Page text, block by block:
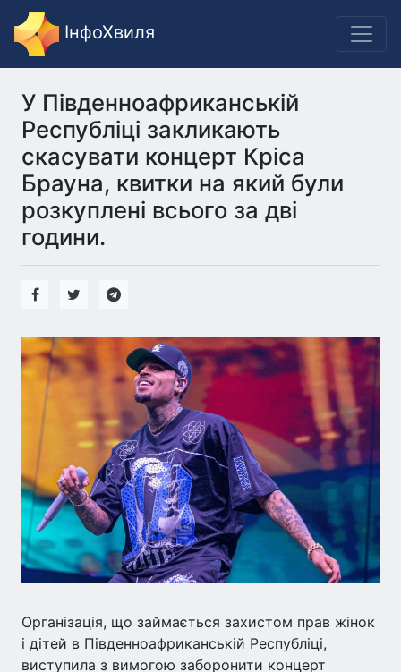
ІнфоХвиля
У Південноафриканській
Республіці закликають
скасувати концерт Кріса
Брауна, квитки на який були
розкуплені всього за дві
години.
Організація, що займається захистом прав жінок
і дітей в Південноафриканській Республіці,
виступила з вимогою заборонити концерт